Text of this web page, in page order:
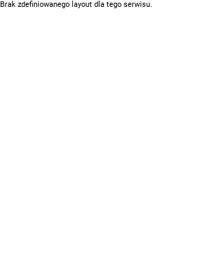
Brak zdefiniowanego layout dla tego serwisu.